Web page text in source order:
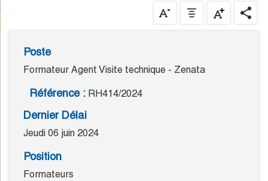
Poste
Formateur Agent Visite technique - Zenata
Référence : RH414/2024
Dernier Délai
Jeudi 06 juin 2024
Position
Formateurs